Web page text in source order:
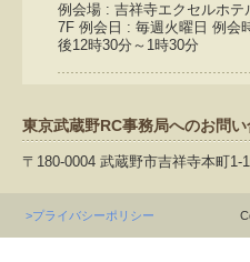
例会場 : 吉祥寺エクセルホテ
7F 例会日 : 毎週火曜日 例会
後12時30分～1時30分
東京武蔵野RC事務局へのお問
〒180-0004 武蔵野市吉祥寺本
>プライバシーポリシー Copyright